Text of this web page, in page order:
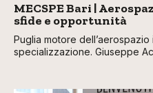
MECSPE Bari |
sfide e opportunità
Puglia motore
specializzazione. Giuseppe